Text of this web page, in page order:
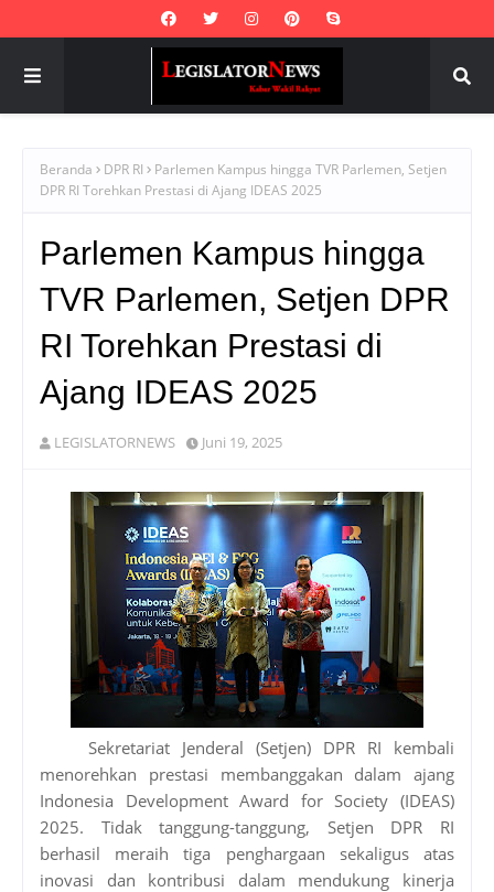
Beranda DPR RI
Parlemen Kampus hingga TVR Parlemen, Setjen
DPR RI Torehkan Prestasi di Ajang IDEAS 2025
Parlemen Kampus hingga
TVR Parlemen, Setjen DPR
RI Torehkan Prestasi di
Ajang IDEAS 2025
LEGISLATORNEWS Juni 19, 2025
Sekretariat Jenderal (Setjen) DPR RI kembali
menorehkan prestasi membanggakan dalam ajang
Indonesia Development Award for Society (IDEAS)
2025. Tidak tanggung-tanggung, Setjen DPR RI
berhasil meraih tiga penghargaan sekaligus atas
inovasi dan kontribusi dalam mendukung kinerja